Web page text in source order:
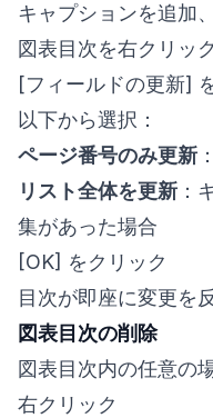
キャプションを追加
図表目次を右クリック
[フィールドの更新]
以下から選択：
ページ番号のみ更新
リスト全体を更新 ：
集があった場合
[OK] をクリック
目次が即座に変更を
図表目次の削除
図表目次内の任意の
右クリック